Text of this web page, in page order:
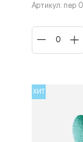
Артикул: пер
ХИТ